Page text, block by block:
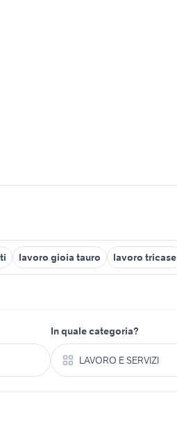
lavoro gioia tauro lavoro tricase
In quale categoria?
LAVORO E SERVIZI